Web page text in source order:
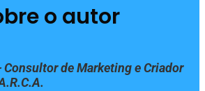
o autor
de Marketing e Criador